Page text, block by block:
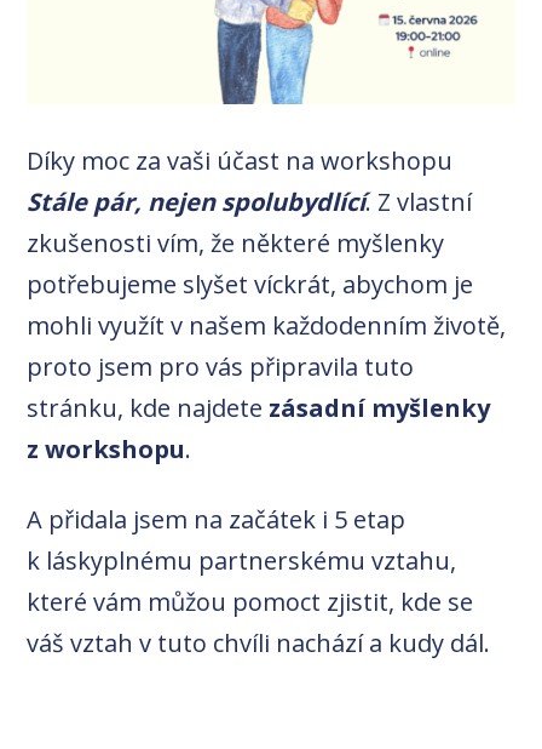
Díky moc za vaši účast na workshopu
Stále pár, nejen spolubydlící. Z vlastní
zkušenosti vím, že některé myšlenky
potřebujeme slyšet víckrát, abychom je
mohli využít v našem každodenním životě,
proto jsem pro vás připravila tuto
stránku, kde najdete zásadní myšlenky
z workshopu.
A přidala jsem na začátek i 5 etap
k láskyplnému partnerskému vztahu,
které vám můžou pomoct zjistit, kde se
váš vztah v tuto chvíli nachází a kudy dál.